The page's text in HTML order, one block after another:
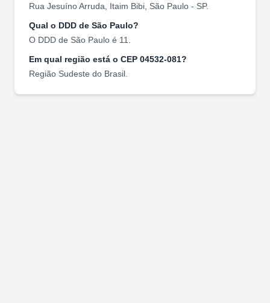
Rua Jesuíno Arruda
Itaim Bibi São Paulo - SP.
Qual o DDD de São Paulo?
O DDD de São Paulo é 11
Em qual região está o CEP 04532-081?
Região Sudeste do Brasil.